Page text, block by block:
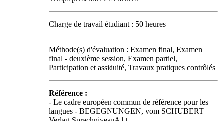
Charge de travail étudiant : 50 heures
Méthode(s) d'évaluation : Examen final, Examen
final - deuxième session, Examen partiel,
Participation et assiduité, Travaux pratiques contrôlés
Référence :
- Le cadre européen commun de référence pour les
langues - BEGEGNUNGEN, vom SCHUBERT